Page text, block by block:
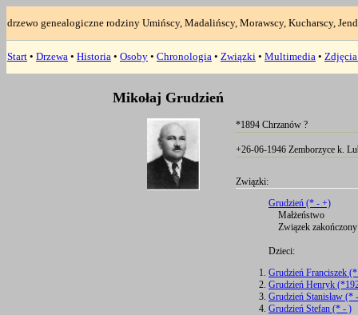
drzewo genealogiczne rodziny Umińscy, Madalińscy, Morawscy, Kucharscy,
Start • Drzewa • Historia • Osoby • Chronologia • Związki • Multimedia •
Mikołaj Grudzień
*1894 Chrzanów ?
+26-06-1946 Zemborzyce k.
Związki:
Grudzień (* - +)
Małżeństwo
Związek
Dzieci:
Grudzień Franciszek
Grudzień Henryk
Grudzień Stanisław (*
Grudzień Stefan (* - )